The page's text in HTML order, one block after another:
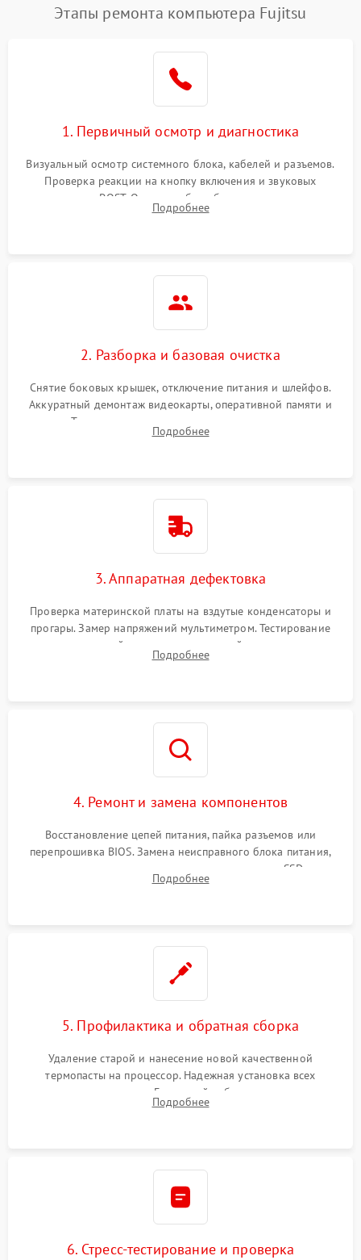
Этапы ремонта компьютера Fujitsu
1. Первичный осмотр и диагностика
Визуальный осмотр системного блока, кабелей и разъемов.
Проверка реакции на кнопку включения и звуковых
сигналов POST. Оценка работы блока питания для
локализации базовых неисправностей без полного разбора.
Подробнее
2. Разборка и базовая очистка
Снятие боковых крышек, отключение питания и шлейфов.
Аккуратный демонтаж видеокарты, оперативной памяти и
кулеров. Тщательная очистка корпуса и радиаторов от пыли
с помощью сжатого воздуха для предотвращения
Подробнее
3. Аппаратная дефектовка
Проверка материнской платы на вздутые конденсаторы и
прогары. Замер напряжений мультиметром. Тестирование
оперативной памяти и накопителей с помощью
диагностического ПО для выявления сбойных секторов и
Подробнее
4. Ремонт и замена компонентов
Восстановление цепей питания, пайка разъемов или
перепрошивка BIOS. Замена неисправного блока питания,
видеокарты, процессора или установка нового SSD для
восстановления и повышения скорости работы системы.
Подробнее
5. Профилактика и обратная сборка
Удаление старой и нанесение новой качественной
термопасты на процессор. Надежная установка всех
комплектующих в слоты. Грамотный кабель-менеджмент для
обеспечения правильной циркуляции воздуха внутри
Подробнее
6. Стресс-тестирование и проверка